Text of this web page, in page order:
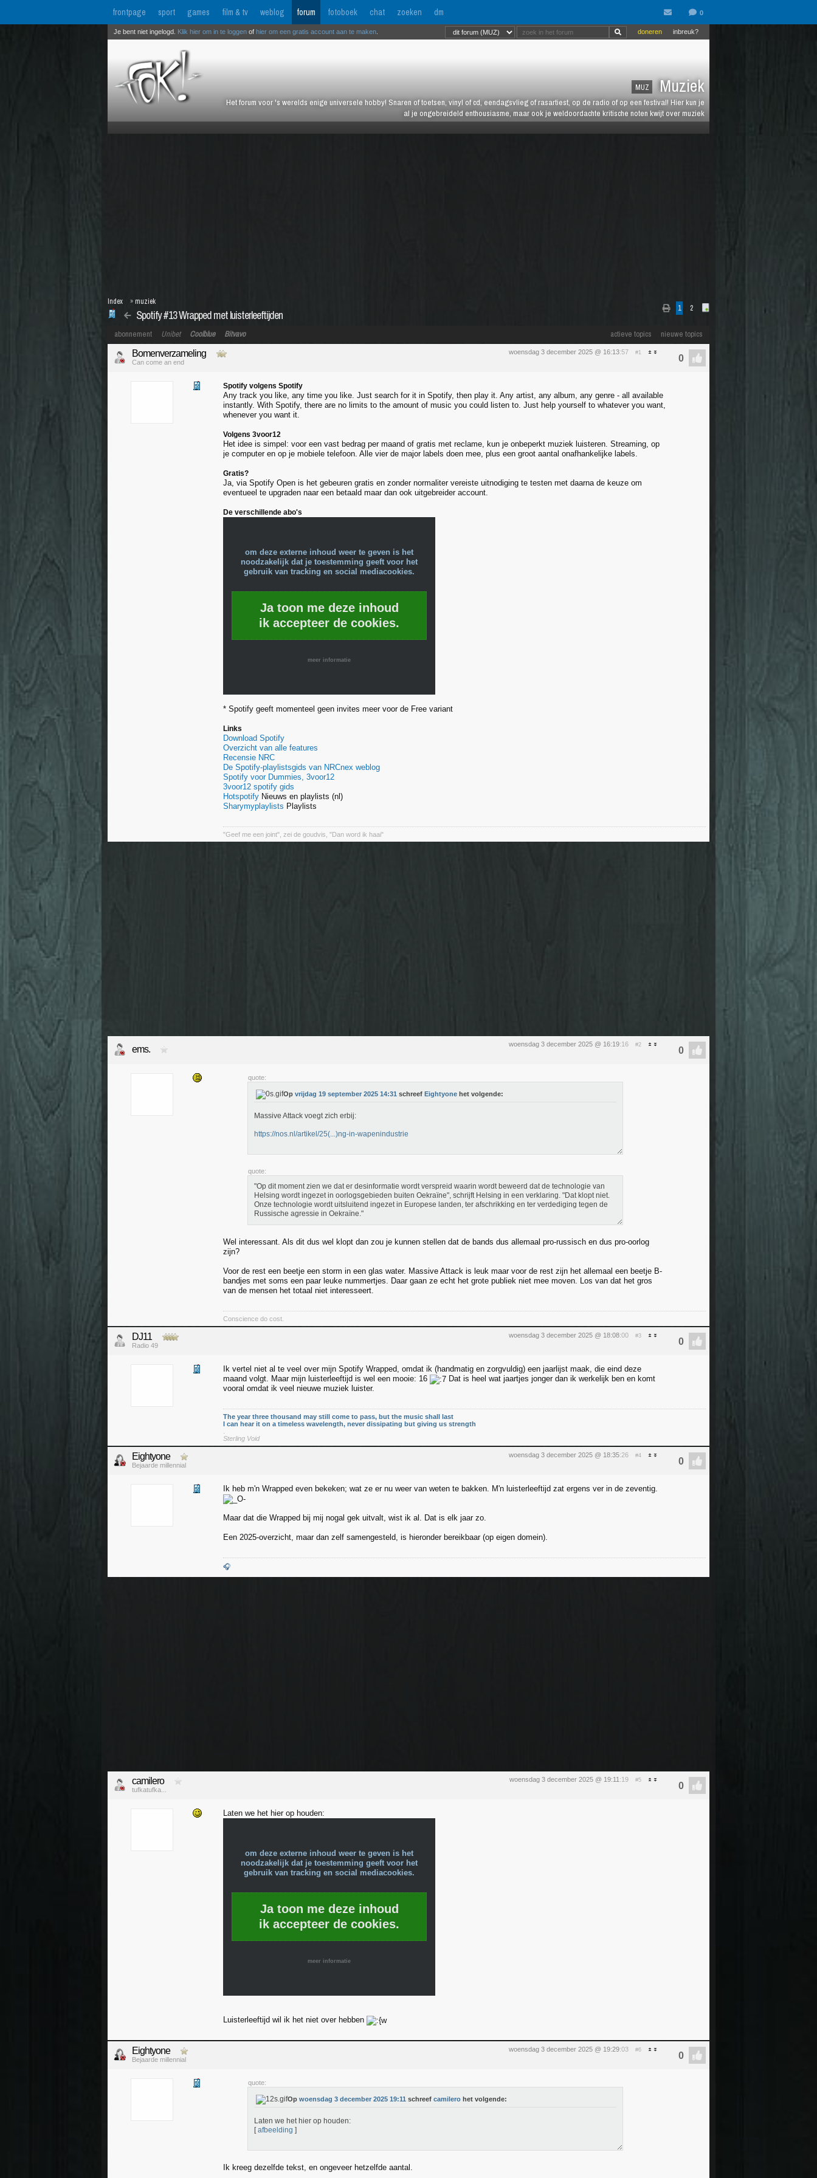
frontpage sport games film & tv weblog forum fotoboek chat zoeken dm
MUZ Muziek
Het forum voor 's werelds enige universele hobby! Snaren of toetsen, vinyl of cd, eendagsvlieg of rasartiest, op de radio of op een festival! Hier kun je
al je ongebreideld enthousiasme, maar ook je weldoordachte kritische noten kwijt over muziek
inbreuk?
doneren
Je bent niet ingelogd. Klik hier om in te loggen of hier om een gratis account aan te maken
1 2
Spotify #13 Wrapped met luisterleeftijden
Index » muziek
actieve topics nieuwe topics
abonnement Unibet Coolblue Bitvavo
woensdag 3 december 2025 @ 16:13:57 #1
Bomenverzameling
Can come an end
Spotify volgens Spotify
Any track you like, any time you like. Just search for it in Spotify, then play it. Any artist, any album, any genre - all available
instantly. With Spotify, there are no limits to the amount of music you could listen to. Just help yourself to whatever you want,
whenever you want it.
Volgens 3voor12
Het idee is simpel: voor een vast bedrag per maand of gratis met reclame, kun je onbeperkt muziek luisteren. Streaming, op
je computer en op je mobiele telefoon. Alle vier de major labels doen mee, plus een groot aantal onafhankelijke labels.
Gratis?
Ja, via Spotify Open is het gebeuren gratis en zonder normaliter vereiste uitnodiging te testen met daarna de keuze om
eventueel te upgraden naar een betaald maar dan ook uitgebreider account.
De verschillende abo's
om deze externe inhoud weer te geven is het
noodzakelijk dat je toestemming geeft voor het
gebruik van tracking en social mediacookies.
Ja toon me deze inhoud
ik accepteer de cookies.
meer informatie
* Spotify geeft momenteel geen invites meer voor de Free variant
Links
Download Spotify
Overzicht van alle features
Recensie NRC
De Spotify-playlistsgids van NRCnex weblog
Spotify voor Dummies, 3voor12
3voor12 spotify gids
Hotspotify Nieuws en playlists (nl)
Sharymyplaylists Playlists
"Geef me een joint", zei de goudvis, "Dan word ik haai"
woensdag 3 december 2025 @ 16:19:16 #2
ems.
quote:
Op vrijdag 19 september 2025 14:31 schreef Eightyone het volgende:
Massive Attack voegt zich erbij:
https://nos.nl/artikel/25(...)ng-in-wapenindustrie
quote:
"Op dit moment zien we dat er desinformatie wordt verspreid waarin wordt beweerd dat de technologie van
Helsing wordt ingezet in oorlogsgebieden buiten Oekraïne", schrijft Helsing in een verklaring. "Dat klopt niet.
Onze technologie wordt uitsluitend ingezet in Europese landen, ter afschrikking en ter verdediging tegen de
Russische agressie in Oekraïne."
Wel interessant. Als dit dus wel klopt dan zou je kunnen stellen dat de bands dus allemaal pro-russisch en dus pro-oorlog
zijn?
Voor de rest een beetje een storm in een glas water. Massive Attack is leuk maar voor de rest zijn het allemaal een beetje B-
bandjes met soms een paar leuke nummertjes. Daar gaan ze echt het grote publiek niet mee moven. Los van dat het gros
van de mensen het totaal niet interesseert.
Conscience do cost.
woensdag 3 december 2025 @ 18:08:00 #3
DJ11
Radio 49
Ik vertel niet al te veel over mijn Spotify Wrapped, omdat ik (handmatig en zorgvuldig) een jaarlijst maak, die eind deze
maand volgt. Maar mijn luisterleeftijd is wel een mooie: 16
Dat is heel wat jaartjes jonger dan ik werkelijk ben en komt
vooral omdat ik veel nieuwe muziek luister.
The year three thousand may still come to pass, but the music shall last
I can hear it on a timeless wavelength, never dissipating but giving us strength
Sterling Void
woensdag 3 december 2025 @ 18:35:26 #4
Eightyone
Bejaarde millennial
Ik heb m'n Wrapped even bekeken; wat ze er nu weer van weten te bakken. M'n luisterleeftijd zat ergens ver in de zeventig.
Maar dat die Wrapped bij mij nogal gek uitvalt, wist ik al. Dat is elk jaar zo.
Een 2025-overzicht, maar dan zelf samengesteld, is hieronder bereikbaar (op eigen domein).
🎧
woensdag 3 december 2025 @ 19:11 :19 #5
camilero
tufkatufka...
Laten we het hier op houden:
om deze externe inhoud weer te geven is het
noodzakelijk dat je toestemming geeft voor het
gebruik van tracking en social mediacookies.
Ja toon me deze inhoud
ik accepteer de cookies.
meer informatie
Luisterleeftijd wil ik het niet over hebben
woensdag 3 december 2025 @ 19:29:03 #6
Eightyone
Bejaarde millennial
quote:
Op woensdag 3 december 2025 19:11 schreef camilero het volgende:
Laten we het hier op houden:
[afbeelding ]
Ik kreeg dezelfde tekst, en ongeveer hetzelfde aantal.